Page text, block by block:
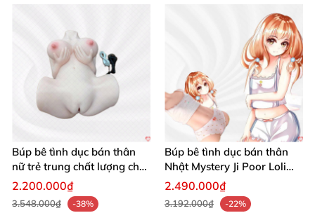
Búp bê tình dục tóc đỏ Irontech Doll 159cm Layla S39 đầy đặn,
chân thật
Búp bê tình dục tóc đỏ Irontech Doll 159cm Layla S39 đầy đặn,
chân thật
Búp bê tình dục bán thân
nữ trẻ trung chất lượng chất
chơi
2.200.000₫
3.548.000₫ -38%
Búp bê tình dục bán thân
Nhật Mystery Ji Poor Loli
TPE 6kg siêu mềm mại
2.490.000₫
3.192.000₫ -22%